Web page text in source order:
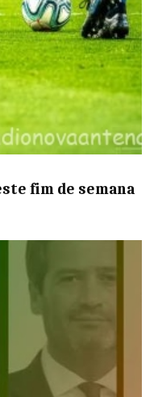
fim de semana